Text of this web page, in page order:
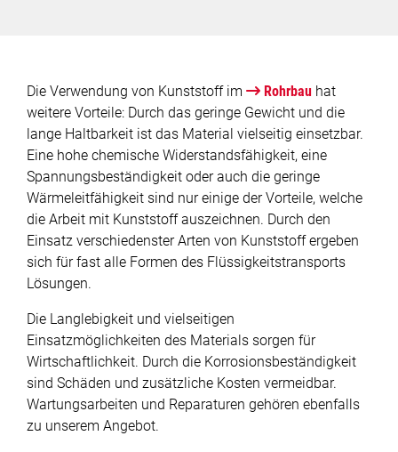
Die Verwendung von Kunststoff im Rohrbau hat
weitere Vorteile: Durch das geringe Gewicht und die
lange Haltbarkeit ist das Material vielseitig einsetzbar.
Eine hohe chemische Widerstandsfähigkeit, eine
Spannungsbeständigkeit oder auch die geringe
Wärmeleitfähigkeit sind nur einige der Vorteile, welche
die Arbeit mit Kunststoff auszeichnen. Durch den
Einsatz verschiedenster Arten von Kunststoff ergeben
sich für fast alle Formen des Flüssigkeitstransports
Lösungen.
Die Langlebigkeit und vielseitigen
Einsatzmöglichkeiten des Materials sorgen für
Wirtschaftlichkeit. Durch die Korrosionsbeständigkeit
sind Schäden und zusätzliche Kosten vermeidbar.
Wartungsarbeiten und Reparaturen gehören ebenfalls
zu unserem Angebot.